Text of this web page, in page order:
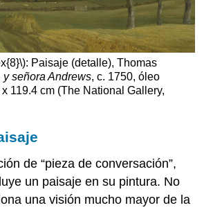
: Paisaje (detalle), Thomas
y señora Andrews, c. 1750, óleo
119.4 cm (The National Gallery,
de “pieza de conversación”,
un paisaje en su pintura. No
una visión mucho mayor de la